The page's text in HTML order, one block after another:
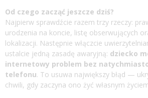
Od czego zacząć jeszcze dziś?
Najpierw sprawdźcie razem trzy rzeczy:
urodzenia na koncie, listę obserwujących
lokalizacji. Następnie włączcie
ustalcie jedną zasadę awaryjną: dziecko
internetowy problem bez
telefonu. To usuwa największy błąd —
chwili, gdy zaczyna ono żyć własnym